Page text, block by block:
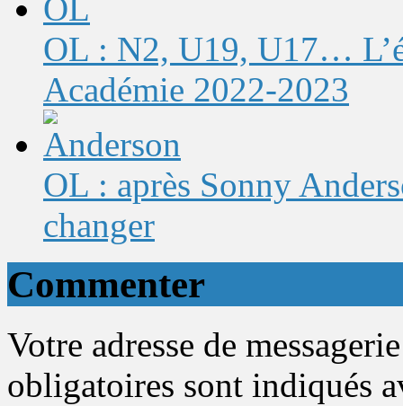
OL : N2, U19, U17…
Académie 2022-2023
OL : après Sonny
changer
Commenter
Votre adresse de
obligatoires sont indiqués